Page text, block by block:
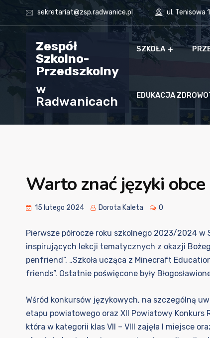
sekretariat@zsp.radwanice.pl ul. Tenisowa
Zespół
Szkolno-
Przedszkolny
w
Radwanicach
SZKOŁA
EDUKACJA
Warto znać języki obce
15 lutego 2024 Dorota Kaleta 0
Pierwsze półrocze roku szkolnego 2023/2024
inspirujących lekcji tematycznych z okazji
penfriend”, „Szkoła ucząca z Minecraft
friends”. Ostatnie poświęcone były
Wśród konkursów językowych, na szczególną
etapu powiatowego oraz XII Powiatowy
która w kategorii klas VII – VIII zajęła I miejsce